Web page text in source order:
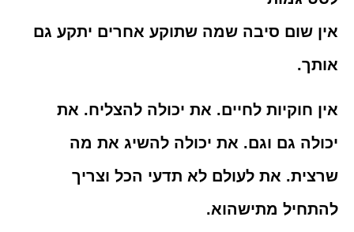
אין שום סיבה שמה שתוקע אחרים יתקע גם
אותך.
אין חוקיות לחיים. את יכולה להצליח. את
יכולה גם וגם. את יכולה להשיג את מה
שרצית. את לעולם לא תדעי הכל וצריך
להתחיל מתישהוא.